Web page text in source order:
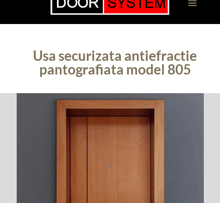
Usa securizata antiefractie
pantografiata model 805